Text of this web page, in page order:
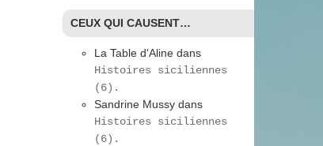
CEUX QUI CAUSENT…
La Table d'Alinedans
Histoires siciliennes
(6).
Sandrine Mussydans
Histoires siciliennes
(6).